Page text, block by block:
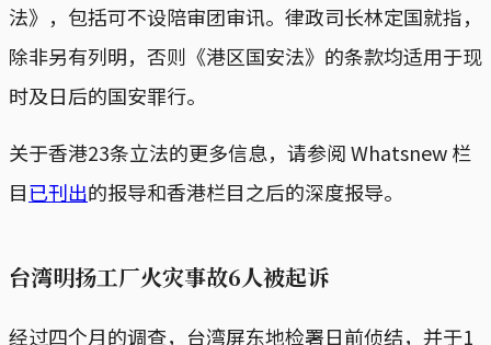
法》，包括可不设陪审团审讯。律政司长林定国就指，
除非另有列明，否则《港区国安法》的条款均适用于现
时及日后的国安罪行。
关于香港23条立法的更多信息，请参阅 Whatsnew 栏
目已刊出的报导和香港栏目之后的深度报导。
台湾明扬工厂火灾事故6人被起诉
经过四个月的调查，台湾屏东地检署日前侦结，并于1